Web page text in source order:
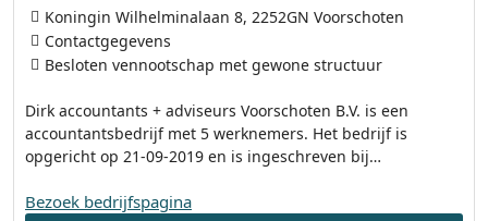
Dirk accountants + adviseurs Voorschoten B.V. is een
accountantsbedrijf met 5 werknemers. Het bedrijf is
opgericht op 21-09-2019 en is ingeschreven bij…
Koningin Wilhelminalaan 8, 2252GN Voorschoten
Contactgegevens
Besloten vennootschap met gewone structuur
Bezoek bedrijfspagina